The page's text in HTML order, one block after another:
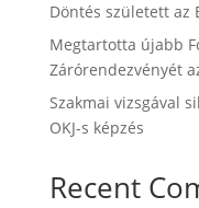
Döntés született az
Megtartotta újabb
Zárórendezvényét
Szakmai vizsgával
OKJ-s képzés
Recent